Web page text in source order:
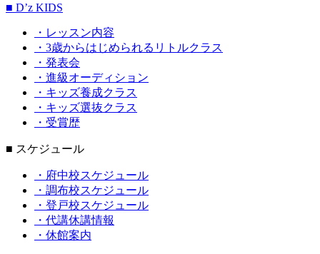
■ D’z KIDS
・レッスン内容
・3歳からはじめられるリトルクラス
・発表会
・進級オーディション
・キッズ養成クラス
・キッズ選抜クラス
・受賞歴
■ スケジュール
・府中校スケジュール
・調布校スケジュール
・登戸校スケジュール
・代講休講情報
・休館案内